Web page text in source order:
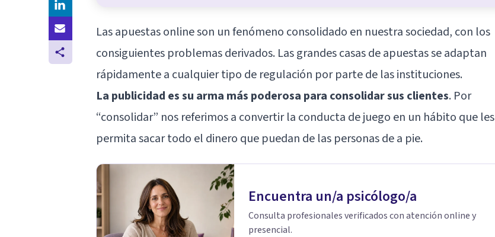
Las apuestas online son un fenómeno consolidado en nuestra sociedad, con los
consiguientes problemas derivados. Las grandes casas de apuestas se adaptan
rápidamente a cualquier tipo de regulación por parte de las instituciones.
La publicidad es su arma más poderosa para consolidar sus clientes. Por
“consolidar” nos referimos a convertir la conducta de juego en un hábito que les
permita sacar todo el dinero que puedan de las personas de a pie.
Encuentra un/a psicólogo/a
Consulta profesionales verificados con atención online y
presencial.